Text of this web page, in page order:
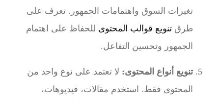
تغيرات السوق واهتمامات الجمهور. تعرف على
طرق تنويع قوالب المحتوى للحفاظ على اهتمام
الجمهور وتحسين التفاعل.
تنويع أنواع المحتوى: لا تعتمد على نوع واحد من
المحتوى فقط. استخدم مقالات، فيديوهات،